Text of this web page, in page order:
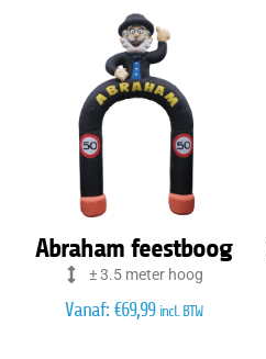
Abraham feestboog
± 3.5 meter hoog
Vanaf: €69,99 incl. BTW